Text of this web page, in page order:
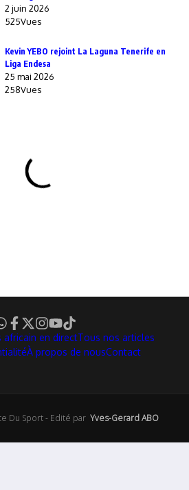
2 juin 2026
525Vues
Kevin YEBO rejoint La Laguna Tenerife en
Liga Endesa
25 mai 2026
258Vues
africain en directTous nos articles
À propos de nousContact
Du Sport - Edité par Yves-Gerard ABO